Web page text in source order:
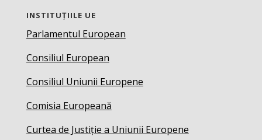
INSTITUȚIILE UE
Parlamentul European
Consiliul European
Consiliul Uniunii Europene
Comisia Europeană
Curtea de Justiție a Uniunii Europene